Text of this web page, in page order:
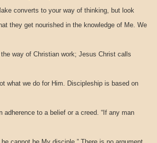
converts to your way of thinking, but look
they get nourished in the knowledge of Me. We
way of Christian work; Jesus Christ calls
what we do for Him. Discipleship is based on
adherence to a belief or a creed. “If any man